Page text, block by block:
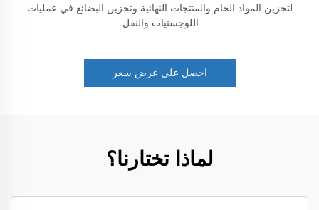
لتخزين المواد الخام والمنتجات النهائية وتخزين البضائع في عمليات
اللوجستيات والنقل.
احصل على عرض سعر
لماذا تختارنا؟